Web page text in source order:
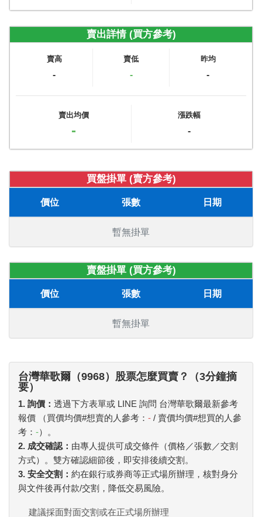
賣出詳情 (買方參考)
賣高
-
賣低
-
昨均
-
賣出均價
-
漲跌幅
-
買盤掛單 (賣方參考)
價位 張數 日期
暫無掛單
賣盤掛單 (買方參考)
價位 張數 日期
暫無掛單
台灣華歌爾（9968）股票怎麼買賣？（3分鐘摘
要）
1. 詢價： 透過下方表單或 LINE 詢問 台灣華歌爾最新參考
報價 （買價均價#想賣的人參考： - / 賣價均價#想買的人參
考： -）。
2. 成交確認： 由專人提供可成交條件（價格／張數／交割
方式）。雙方確認細節後，即安排後續交割。
3. 安全交割： 約在銀行或券商等正式場所辦理，核對身分
與文件後再付款/交割，降低交易風險。
建議採面對面交割或在正式場所辦理